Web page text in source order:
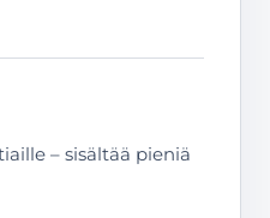
– sisältää pieniä